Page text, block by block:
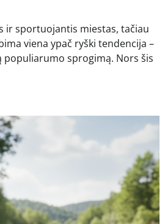
ir sportuojantis miestas, tačiau
viena ypač ryški tendencija –
populiarumo sprogimą. Nors šis